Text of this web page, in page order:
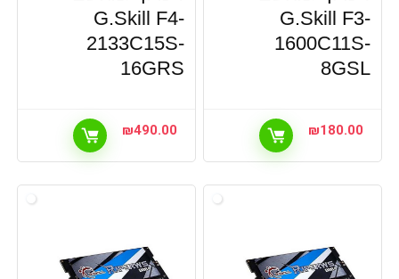
G.Skill F3-
1600C11S-
8GSL
₪180.00
G.Skill F4-
2133C15S-
16GRS
₪490.00